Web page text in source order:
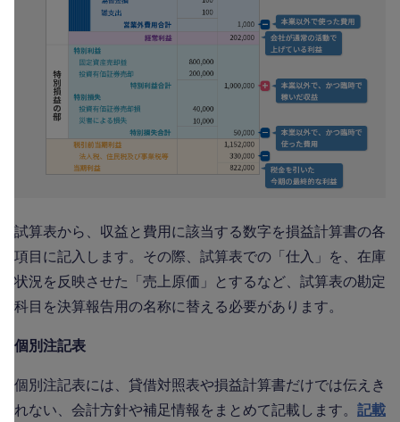
試算表から、収益と費用に該当する数字を損益計算書の各
項目に記入します。その際、試算表での「仕入」を、在庫
状況を反映させた「売上原価」とするなど、試算表の勘定
科目を決算報告用の名称に替える必要があります。
個別注記表
個別注記表には、貸借対照表や損益計算書だけでは伝えき
れない、会計方針や補足情報をまとめて記載します。 記載